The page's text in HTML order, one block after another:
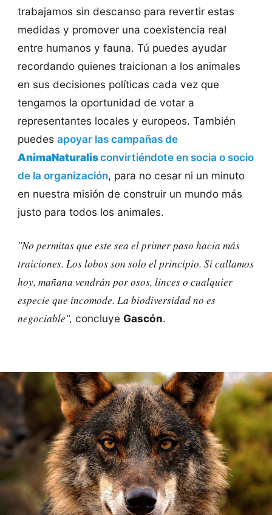
trabajamos sin descanso para revertir estas
medidas y promover una coexistencia real
entre humanos y fauna. Tú puedes ayudar
recordando quienes traicionan a los animales
en sus decisiones políticas cada vez que
tengamos la oportunidad de votar a
representantes locales y europeos. También
puedes apoyar las campañas de
AnimaNaturalisconvirtiéndote en socia o socio
de la organización, para no cesar ni un minuto
en nuestra misión de construir un mundo más
justo para todos los animales.
"No permitas que este sea el primer paso hacia más
traiciones. Los lobos son solo el principio. Si callamos
hoy, mañana vendrán por osos, linces o cualquier
especie que incomode. La biodiversidad no es
negociable", concluye Gascón.